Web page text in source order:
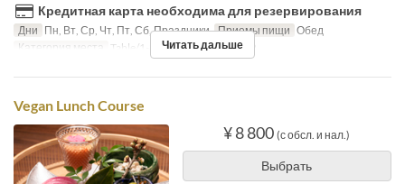
Кредитная карта необходима для резервирования
Дни Пн, Вт, Ср, Чт, Пт, Сб, Праздники Приемы пищи Обед
Категория места
Table/1-8Pax, ChefsTable/2-5P
Читать дальше
Vegan Lunch Course
¥ 8 800 (с обсл. и нал.)
Выбрать